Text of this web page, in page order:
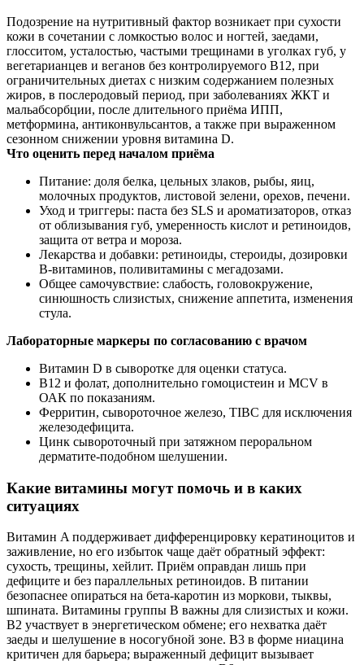
Подозрение на нутритивный фактор возникает при сухости
кожи в сочетании с ломкостью волос и ногтей, заедами,
глосситом, усталостью, частыми трещинами в уголках губ, у
вегетарианцев и веганов без контролируемого B12, при
ограничительных диетах с низким содержанием полезных
жиров, в послеродовый период, при заболеваниях ЖКТ и
мальабсорбции, после длительного приёма ИПП,
метформина, антиконвульсантов, а также при выраженном
сезонном снижении уровня витамина D.
Что оценить перед началом приёма
Питание: доля белка, цельных злаков, рыбы, яиц,
молочных продуктов, листовой зелени, орехов, печени.
Уход и триггеры: паста без SLS и ароматизаторов, отказ
от облизывания губ, умеренность кислот и ретиноидов,
защита от ветра и мороза.
Лекарства и добавки: ретиноиды, стероиды, дозировки
B‑витаминов, поливитамины с мегадозами.
Общее самочувствие: слабость, головокружение,
синюшность слизистых, снижение аппетита, изменения
стула.
Лабораторные маркеры по согласованию с врачом
Витамин D в сыворотке для оценки статуса.
В12 и фолат, дополнительно гомоцистеин и МСV в
ОАК по показаниям.
Ферритин, сывороточное железо, TIBC для исключения
железодефицита.
Цинк сывороточный при затяжном пероральном
дерматите‑подобном шелушении.
Какие витамины могут помочь и в каких
ситуациях
Витамин A поддерживает дифференцировку кератиноцитов и
заживление, но его избыток чаще даёт обратный эффект:
сухость, трещины, хейлит. Приём оправдан лишь при
дефиците и без параллельных ретиноидов. В питании
безопаснее опираться на бета‑каротин из моркови, тыквы,
шпината. Витамины группы B важны для слизистых и кожи.
В2 участвует в энергетическом обмене; его нехватка даёт
заеды и шелушение в носогубной зоне. В3 в форме ниацина
критичен для барьера; выраженный дефицит вызывает